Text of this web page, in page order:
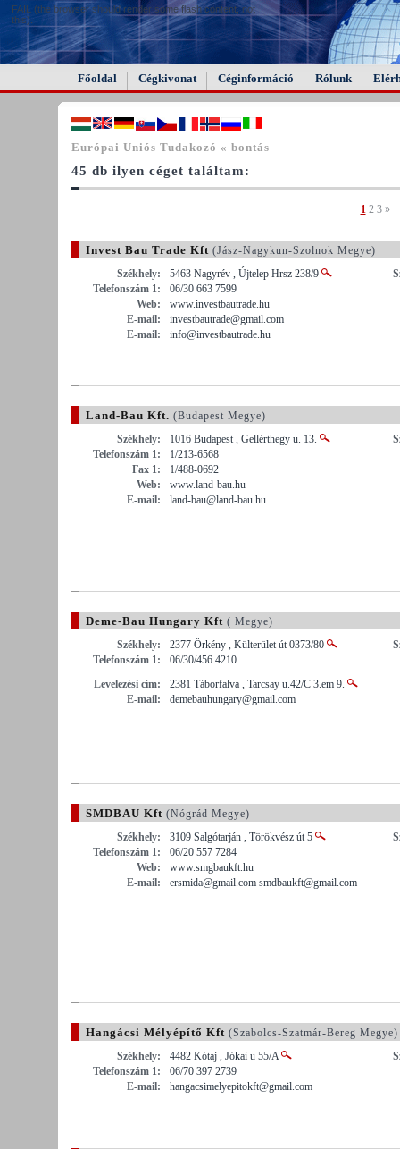
FAIL (the browser should render some flash content, not
this).
Főoldal Cégkivonat Céginformáció Rólunk
Európai Uniós Tudakozó « bontás
45 db ilyen céget találtam:
1 2 3 »
Invest Bau Trade Kft (Jász-Nagykun-Szolnok Megye)
Székhely:
5463 Nagyrév , Újtelep Hrsz 238/9
Telefonszám 1:
06/30 663 7599
Web:
www.investbautrade.hu
E-mail:
investbautrade@gmail.com
E-mail:
info@investbautrade.hu
Land-Bau Kft. (Budapest Megye)
Székhely:
1016 Budapest , Gellérthegy u. 13.
Telefonszám 1:
1/213-6568
Fax 1:
1/488-0692
Web:
www.land-bau.hu
E-mail:
land-bau@land-bau.hu
Deme-Bau Hungary Kft ( Megye)
Székhely:
2377 Örkény , Külterület út 0373/80
Telefonszám 1:
06/30/456 4210
Levelezési cím:
2381 Táborfalva , Tarcsay u.42/C 3.em 9.
E-mail:
demebauhungary@gmail.com
SMDBAU Kft (Nógrád Megye)
Székhely:
3109 Salgótarján , Törökvész út 5
Telefonszám 1:
06/20 557 7284
Web:
www.smgbaukft.hu
E-mail:
ersmida@gmail.com smdbaukft@gmail.com
Hangácsi Mélyépítő Kft (Szabolcs-Szatmár-Bereg Megye)
Székhely:
4482 Kótaj , Jókai u 55/A
Telefonszám 1:
06/70 397 2739
E-mail:
hangacsimelyepitokft@gmail.com